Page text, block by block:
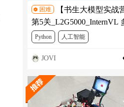
困难
【书生大模型实战
第5关_L2G5000_InternVL
部署微调实
Python 人工智能
JOVI